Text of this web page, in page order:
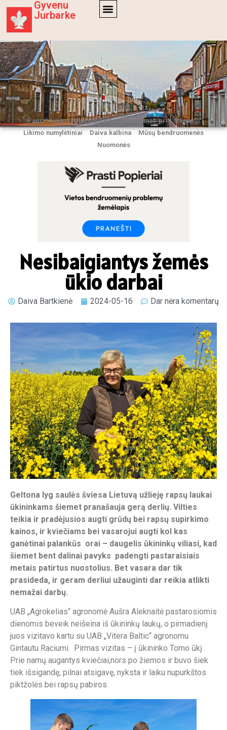
Gyvenu
Jurbarke
Pagrindinis Valdžios kaina
Gyvenimas prie Nemuno
Likimo numylėtiniai
Daiva kalbina
Mūsų bendruomenės
Nuomonės
Nesibaigiantys žemės
ūkio darbai
Daiva Bartkienė 2024-05-16 Dar nėra komentarų
Geltona lyg saulės šviesa Lietuvą užlieję rapsų laukai
ūkininkams šiemet pranašauja gerą derlių. Vilties
teikia ir pradėjusios augti grūdų bei rapsų supirkimo
kainos, ir kviečiams bei vasarojui augti kol kas
ganėtinai palankūs orai – daugelis ūkininkų viliasi, kad
šiemet bent dalinai pavyks padengti pastaraisiais
metais patirtus nuostolius. Bet vasara dar tik
prasideda, ir geram derliui užauginti dar reikia atlikti
nemažai darbų.
UAB „Agrokelias“ agronomė Aušra Aleknaitė pastarosiomis
dienomis beveik neišeina iš ūkininkų laukų, o pirmadienį
juos vizitavo kartu su UAB „Vitera Baltic“ agronomu
Gintautu Raciumi. Pirmas vizitas – į ūkininko Tomo ūkį.
Prie namų augantys kviečiai,nors po žiemos ir buvo šiek
tiek išsigandę, pilnai atsigavę, nyksta ir laiku nupurkštos
piktžolės bei rapsų pabiros.